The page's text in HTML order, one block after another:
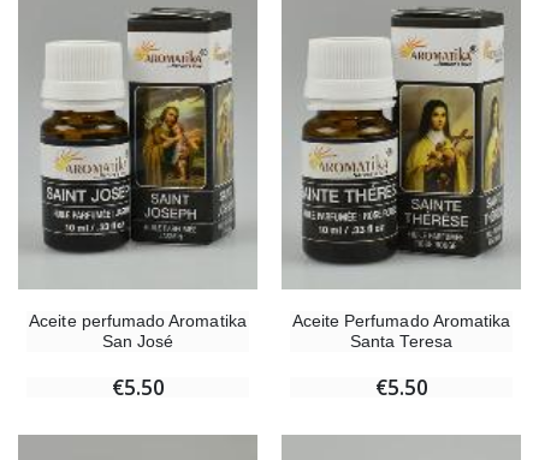
Aceite perfumado Aromatika
San José
€5.50
Aceite Perfumado Aromatika
Santa Teresa
€5.50